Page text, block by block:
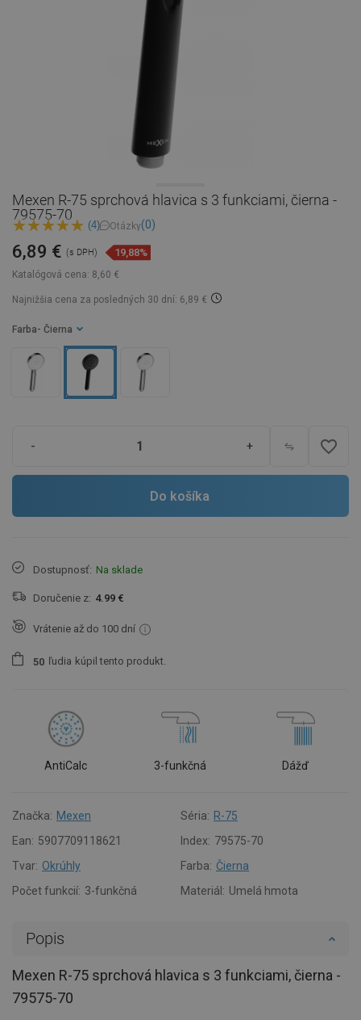
Mexen R-75 sprchová hlavica s 3 funkciami, čierna -
79575-70
(4) Otázky(0)
Katalógová cena: 8,60 €
6,89 € (s DPH) 19,88%
Najnižšia cena za posledných 30 dní: 6,89 €
Farba - Čierna
- + favorite_border
Do košíka
Dostupnosť: Na sklade
Doručenie z: 4.99 €
Vrátenie až do 100 dní
50 ľudia kúpil tento produkt.
AntiCalc 3-funkčná Dážď
Značka: Mexen Séria: R-75
Ean: 5907709118621 Index: 79575-70
Tvar: Okrúhly Farba: Čierna
Počet funkcií: 3-funkčná Materiál: Umelá hmota
Popis
Mexen R-75 sprchová hlavica s 3 funkciami, čierna -
79575-70